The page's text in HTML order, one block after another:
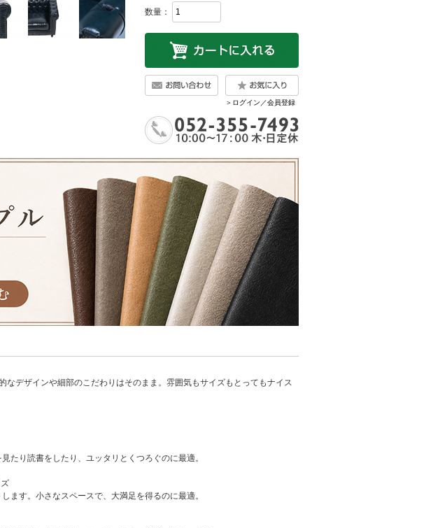
数量：
＞ログイン／会員登録
デザインや細部のこだわりはそのまま。雰囲気もサイズもとってもナイス
たり読書をしたり、ユッタリとくつろぐのに最適。
ます。小さなスペースで、大満足を得るのに最適。